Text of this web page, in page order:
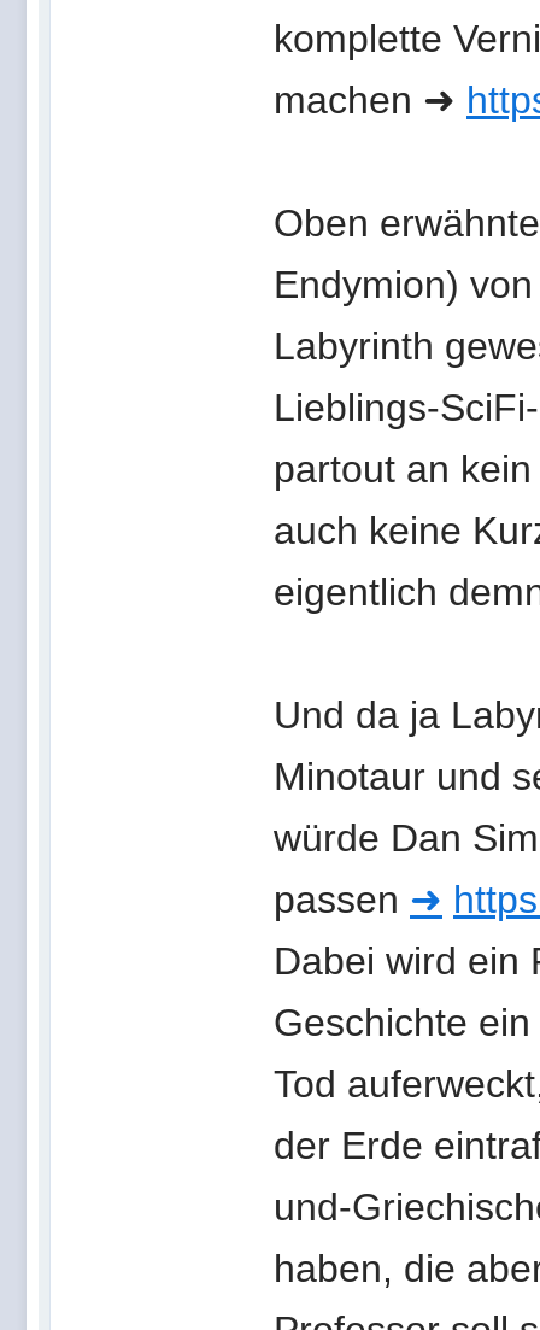
komplette
machen ➜
Oben
Endymion)
Labyrinth
Lieblings-
partout an
auch keine
eigentlich
Und da ja
Minotaur und
würde Dan
passen ➜
Dabei wird ein
Geschichte
Tod
der Erde
und-
haben, die